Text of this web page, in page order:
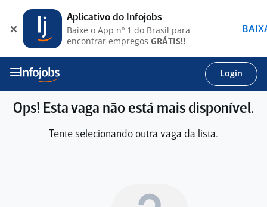
Login
Ops! Esta vaga não está mais disponível.
Tente selecionando outra vaga da lista.
Aplicativo do Infojobs
Baixe o App nº 1 do Brasil para
encontrar empregos GRÁTIS!!